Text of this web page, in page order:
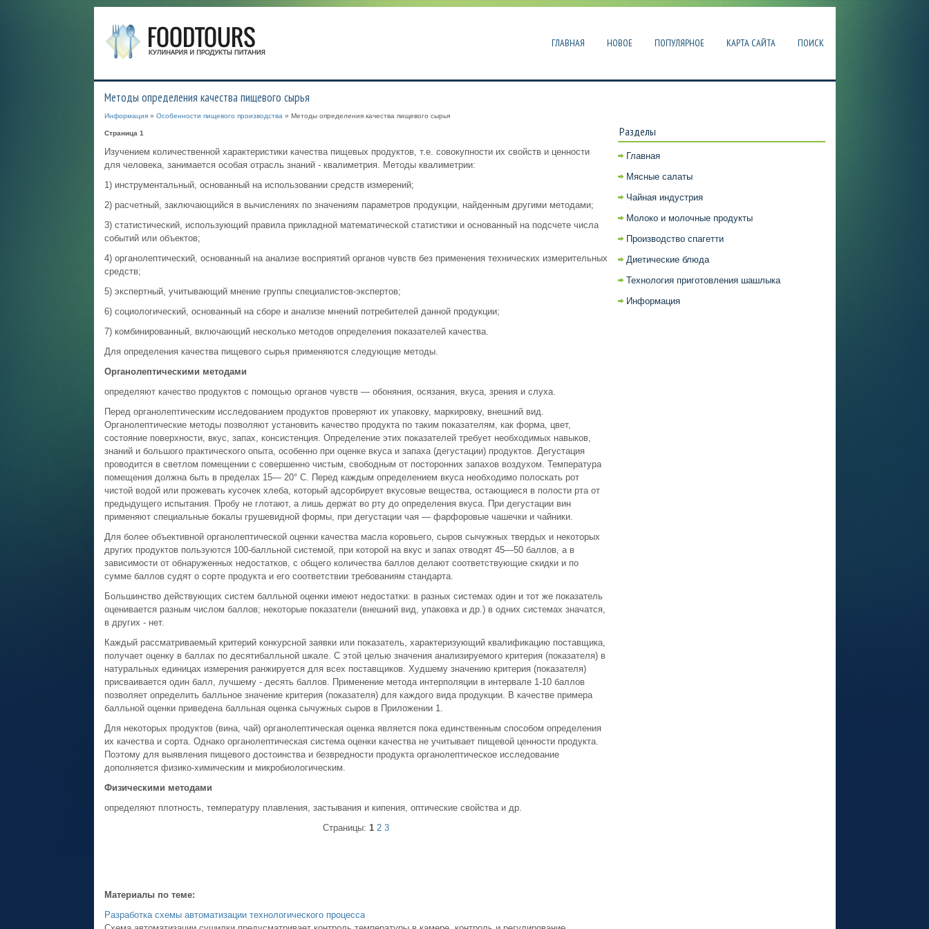
ГЛАВНАЯ НОВОЕ ПОПУЛЯРНОЕ КАРТА САЙТА ПОИСК
Методы определения качества пищевого сырья
Информация» Особенности пищевого производства » Методы определения качества пищевого сырья
Страница 1
Изучением количественной характеристики качества пищевых продуктов, т.е. совокупности их свойств и ценности
для человека, занимается особая отрасль знаний - квалиметрия. Методы квалиметрии:
1) инструментальный, основанный на использовании средств измерений;
2) расчетный, заключающийся в вычислениях по значениям параметров продукции, найденным другими методами;
3) статистический, использующий правила прикладной математической статистики и основанный на подсчете числа
событий или объектов;
4) органолептический, основанный на анализе восприятий органов чувств без применения технических измерительных
средств;
5) экспертный, учитывающий мнение группы специалистов-экспертов;
6) социологический, основанный на сборе и анализе мнений потребителей данной продукции;
7) комбинированный, включающий несколько методов определения показателей качества.
Для определения качества пищевого сырья применяются следующие методы.
Органолептическими методами
определяют качество про­дуктов с помощью органов чувств — обоняния, осязания, вку­са, зрения и слуха.
Перед органолептическим исследованием продуктов про­веряют их упаковку, маркировку, внешний вид.
Органолептические методы позволяют установить качество продукта по таким показателям, как форма, цвет,
состояние поверхности, вкус, запах, консистенция. Определение этих показателей тре­бует необходимых навыков,
знаний и большого практического опыта, особенно при оценке вкуса и запаха (дегустации) про­дуктов. Дегустация
проводится в светлом помещении с со­вершенно чистым, свободным от посторонних запахов возду­хом. Температура
помещения должна быть в пределах 15— 20° С. Перед каждым определением вкуса необходимо поло­скать рот
чистой водой или прожевать кусочек хлеба, кото­рый адсорбирует вкусовые вещества, остающиеся в полости рта от
предыдущего испытания. Пробу не глотают, а лишь держат во рту до определения вкуса. При дегустации вин
применяют специальные бокалы грушевидной формы, при дегустации чая — фарфоровые чашечки и чайники.
Для более объективной органолептической оценки каче­ства масла коровьего, сыров сычужных твердых и некоторых
других продуктов пользуются 100-балльной системой, при которой на вкус и запах отводят 45—50 баллов, а в
зависимо­сти от обнаруженных недостатков, с общего количества бал­лов делают соответствующие скидки и по
сумме баллов су­дят о сорте продукта и его соответствии требованиям стан­дарта.
Большинство действующих систем балльной оценки имеют недостатки: в разных системах один и тот же показатель
оценивается разным числом баллов; некоторые показатели (внешний вид, упаковка и др.) в одних системах значатся,
в других - нет.
Каждый рассматриваемый критерий конкурсной заявки или показатель, характеризующий квалификацию поставщика,
получает оценку в баллах по десятибалльной шкале. С этой целью значения анализируемого критерия (показателя) в
натуральных единицах измерения ранжируется для всех поставщиков. Худшему значению критерия (показателя)
присваивается один балл, лучшему - десять баллов. Применение метода интерполяции в интервале 1-10 баллов
позволяет определить балльное значение критерия (показателя) для каждого вида продукции. В качестве примера
балльной оценки приведена балльная оценка сычужных сыров в Приложении 1.
Для некоторых продуктов (вина, чай) органолептическая оценка является пока единственным способом определения
их качества и сорта. Однако органолептическая система оценки качества не учитывает пищевой ценности продукта.
Поэтому для выявления пищевого достоинства и без­вредности продукта органолептическое исследование
дополняется физико-химическим и микробиологическим.
Физическими методами
определяют плотность, температуру плавления, застывания и кипения, оптические свойства и др.
Страницы: 1 2 3
Материалы по теме:
Разработка схемы автоматизации технологического процесса
Разделы
Главная
Мясные салаты
Чайная индустрия
Молоко и молочные продукты
Производство спагетти
Диетические блюда
Технология приготовления шашлыка
Информация